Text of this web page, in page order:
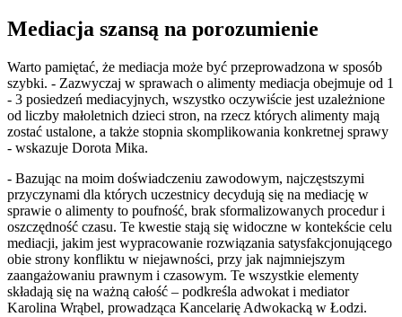
Mediacja szansą na porozumienie
Warto pamiętać, że mediacja może być przeprowadzona w sposób
szybki. - Zazwyczaj w sprawach o alimenty mediacja obejmuje od 1
- 3 posiedzeń mediacyjnych, wszystko oczywiście jest uzależnione
od liczby małoletnich dzieci stron, na rzecz których alimenty mają
zostać ustalone, a także stopnia skomplikowania konkretnej sprawy
- wskazuje Dorota Mika.
- Bazując na moim doświadczeniu zawodowym, najczęstszymi
przyczynami dla których uczestnicy decydują się na mediację w
sprawie o alimenty to poufność, brak sformalizowanych procedur i
oszczędność czasu. Te kwestie stają się widoczne w kontekście celu
mediacji, jakim jest wypracowanie rozwiązania satysfakcjonującego
obie strony konfliktu w niejawności, przy jak najmniejszym
zaangażowaniu prawnym i czasowym. Te wszystkie elementy
składają się na ważną całość – podkreśla adwokat i mediator
Karolina Wrąbel, prowadząca Kancelarię Adwokacką w Łodzi.